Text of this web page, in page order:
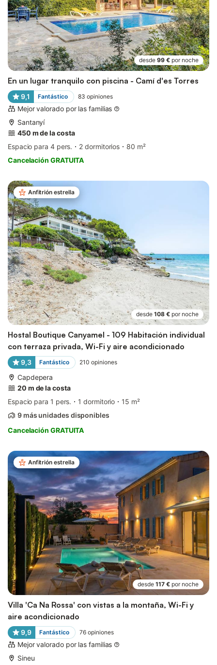
desde 99 € por noche
En un lugar tranquilo con piscina - Camí d'es Torres
9,1 Fantástico 83 opiniones
Mejor valorado por las familias
Santanyí
450 m de la costa
Espacio para 4 pers.
2 dormitorios
80 m²
Cancelación GRATUITA
Anfitrión estrella
desde 108 € por noche
Hostal Boutique Canyamel - 109 Habitación individual
con terraza privada, Wi-Fi y aire acondicionado
9,3 Fantástico 210 opiniones
Capdepera
20 m de la costa
Espacio para 1 pers.
1 dormitorio
15 m²
9 más unidades disponibles
Cancelación GRATUITA
Anfitrión estrella
desde 117 € por noche
Villa 'Ca Na Rossa' con vistas a la montaña, Wi-Fi y
aire acondicionado
9,9 Fantástico 76 opiniones
Mejor valorado por las familias
Sineu